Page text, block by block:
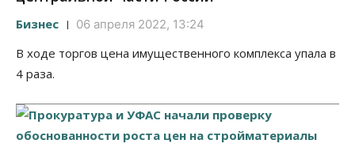
Бизнес 06 апреля 2022, 13:24
В ходе торгов цена имущественного комплекса упала в
4 раза.